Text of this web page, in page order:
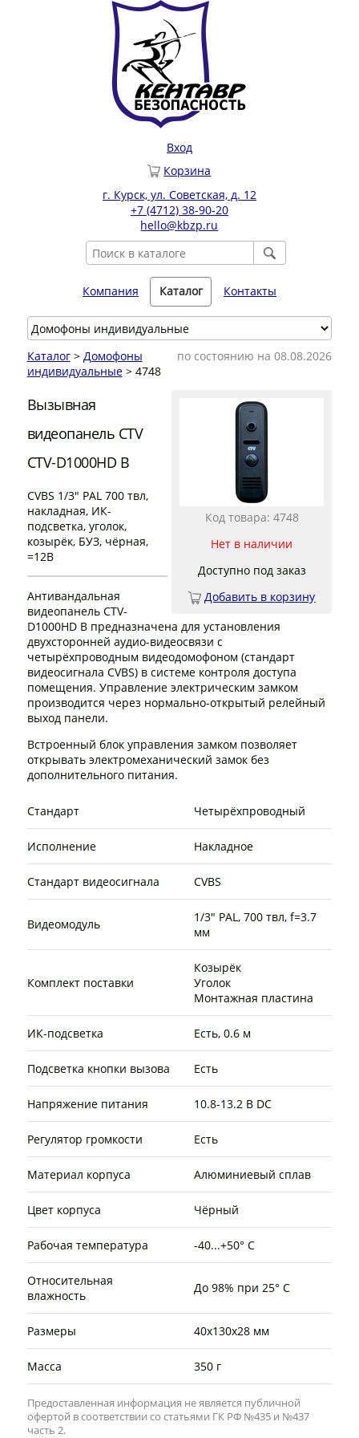
Вход
Корзина
г. Курск, ул. Советская, д. 12
+7 (4712) 38-90-20
hello@kbzp.ru
Компания Каталог Контакты
по состоянию на 08.08.2026
Каталог> Домофоны
индивидуальные> 4748
Код товара: 4748
Нет в наличии
Доступно под заказ
Добавить в корзину
Вызывная
видеопанель CTV
CTV-D1000HD B
CVBS 1/3" PAL 700 твл,
накладная, ИК-
подсветка, уголок,
козырёк, БУЗ, чёрная,
=12В
Антивандальная
видеопанель CTV-
D1000HD B предназначена для установления
двухсторонней аудио-видеосвязи с
четырёхпроводным видеодомофоном (стандарт
видеосигнала CVBS) в системе контроля доступа
помещения. Управление электрическим замком
производится через нормально-открытый релейный
выход панели.
Встроенный блок управления замком позволяет
открывать электромеханический замок без
дополнительного питания.
Стандарт Четырёхпроводный
Исполнение Накладное
Стандарт видеосигнала CVBS
Видеомодуль
1/3" PAL, 700 твл, f=3.7
мм
Комплект поставки
Козырёк
Уголок
Монтажная пластина
ИК-подсветка Есть, 0.6 м
Подсветка кнопки вызова Есть
Напряжение питания 10.8-13.2 В DC
Регулятор громкости Есть
Материал корпуса Алюминиевый сплав
Цвет корпуса Чёрный
Рабочая температура -40...+50° C
Относительная
влажность
До 98% при 25° C
Размеры 40х130х28 мм
Масса 350 г
Предоставленная информация не является публичной
офертой в соответствии со статьями ГК РФ №435 и №437
часть 2.